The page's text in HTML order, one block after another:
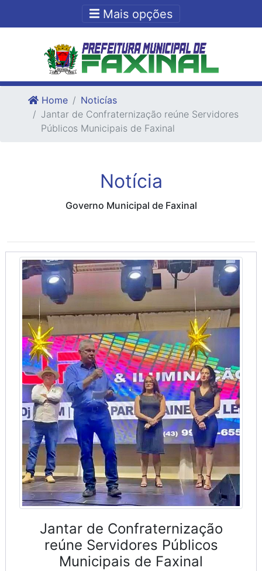
Ir para o fim do conteudo
Mais opções
Home
Noticías
Jantar de Confraternização reúne Servidores
Públicos Municipais de Faxinal
Notícia
Governo Municipal de Faxinal
Jantar de Confraternização
reúne Servidores Públicos
Municipais de Faxinal